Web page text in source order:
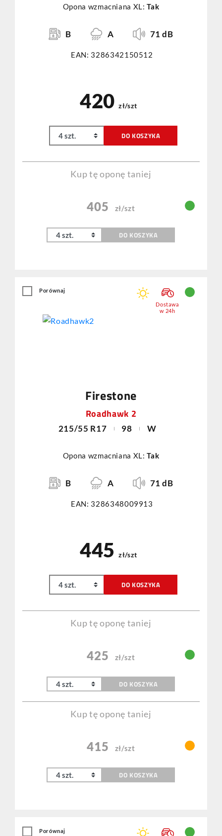
Opona wzmacniana XL:Tak
B A 71 dB
EAN: 3286342150512
420 zł/szt
DO KOSZYKA
Kup tę oponę taniej
405 zł/szt
DO KOSZYKA
Firestone
Roadhawk 2
215/55 R17 98 W
Opona wzmacniana XL:Tak
B A 71 dB
EAN: 3286348009913
Porównaj
Dostawa
w 24h
445 zł/szt
DO KOSZYKA
Kup tę oponę taniej
425 zł/szt
DO KOSZYKA
Kup tę oponę taniej
415 zł/szt
DO KOSZYKA
Porównaj